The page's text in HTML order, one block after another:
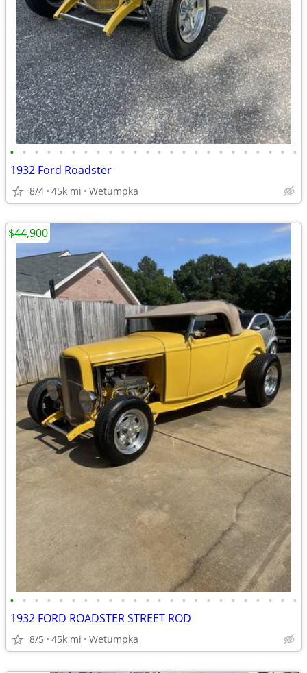
• • • • • • • • • • • • • • • • • • • • • • • •
1932 Ford Roadster
8/4 45k mi Wetumpka
• • • • • • • • • • • • • • • • • • • • • • • •
1932 FORD ROADSTER STREET ROD
8/5 45k mi Wetumpka
$44,900